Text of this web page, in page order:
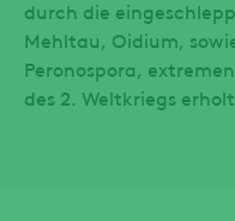
durch die
Mehltau, Oidium,
Peronospora,
des 2. Weltkriegs